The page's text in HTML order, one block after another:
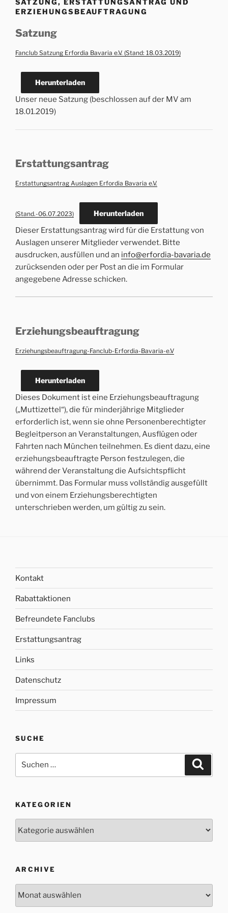
SATZUNG, ERSTATTUNGSANTRAG UND
ERZIEHUNGSBEAUFTRAGUNG
Satzung
Fanclub Satzung Erfordia Bavaria e.V. (Stand: 18.03.2019)
Herunterladen
Unser neue Satzung (beschlossen auf der MV am
18.01.2019)
Erstattungsantrag
Erstattungsantrag Auslagen Erfordia Bavaria e.V.
(Stand.-06.07.2023) Herunterladen
Dieser Erstattungsantrag wird für die Erstattung von
Auslagen unserer Mitglieder verwendet. Bitte
ausdrucken, ausfüllen und an info@erfordia-bavaria.de
zurücksenden oder per Post an die im Formular
angegebene Adresse schicken.
Erziehungsbeauftragung
Erziehungsbeauftragung-Fanclub-Erfordia-Bavaria-e.V
Herunterladen
Dieses Dokument ist eine Erziehungsbeauftragung
(„Muttizettel“), die für minderjährige Mitglieder
erforderlich ist, wenn sie ohne Personenberechtigter
Begleitperson an Veranstaltungen, Ausflügen oder
Fahrten nach München teilnehmen. Es dient dazu, eine
erziehungsbeauftragte Person festzulegen, die
während der Veranstaltung die Aufsichtspflicht
übernimmt. Das Formular muss vollständig ausgefüllt
und von einem Erziehungsberechtigten
unterschrieben werden, um gültig zu sein.
Kontakt
Rabattaktionen
Befreundete Fanclubs
Erstattungsantrag
Links
Datenschutz
Impressum
SUCHE
nach:
KATEGORIEN
ARCHIVE